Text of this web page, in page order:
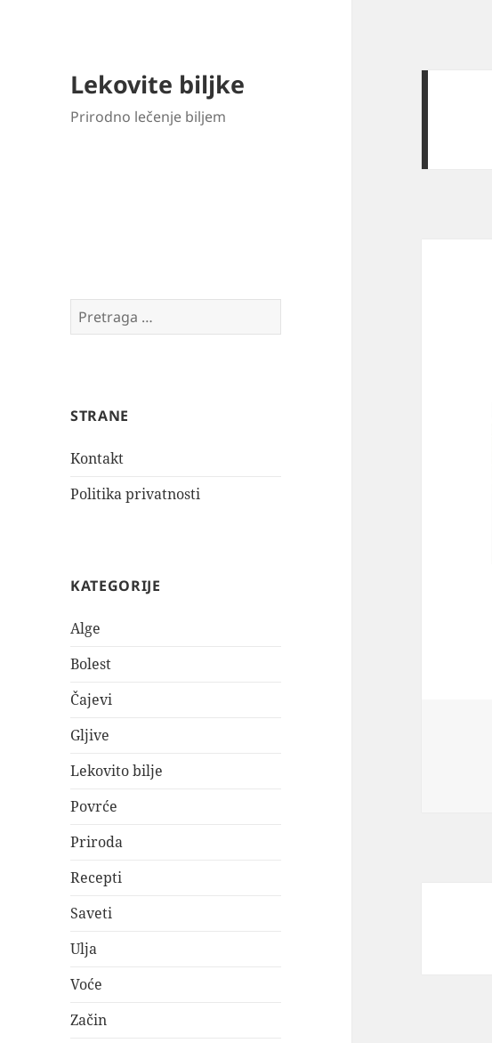
Lekovite biljke
Prirodno lečenje biljem
Pretraga
za:
STRANE
Kontakt
Politika privatnosti
KATEGORIJE
Alge
Bolest
Čajevi
Gljive
Lekovito bilje
Povrće
Priroda
Recepti
Saveti
Ulja
Voće
Začin